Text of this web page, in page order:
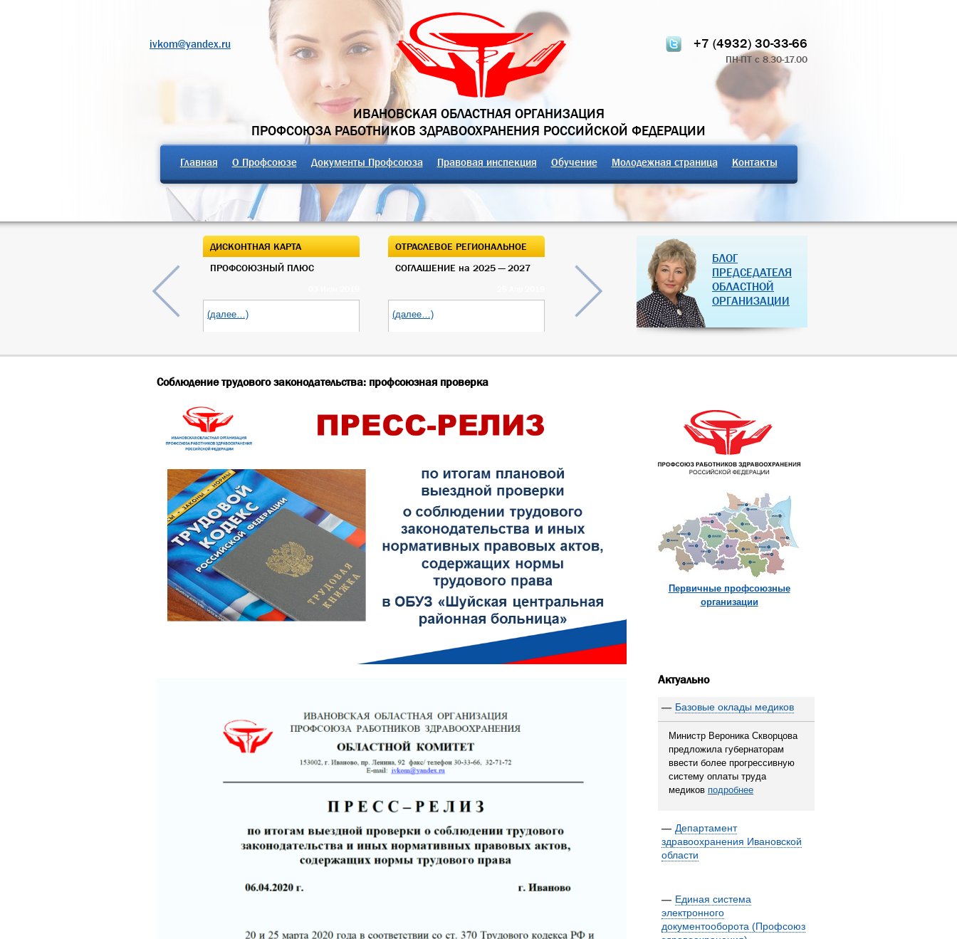
ivkom@yandex.ru +7 (4932) 30-33-66
ПН-ПТ с 8.30-17.00
ИВАНОВСКАЯ ОБЛАСТНАЯ ОРГАНИЗАЦИЯ
ПРОФСОЮЗА РАБОТНИКОВ ЗДРАВООХРАНЕНИЯ РОССИЙСКОЙ ФЕДЕРАЦИИ
Главная О Профсоюзе Документы Профсоюза Правовая инспекция Обучение Молодежная страница Контакты
ДИСКОНТНАЯ КАРТА
ПРОФСОЮЗНЫЙ ПЛЮС
(далее…)
ОТРАСЛЕВОЕ РЕГИОНАЛЬНОЕ
СОГЛАШЕНИЕ на 2025 — 2027
(далее…)
ОТКРЫТЫЙ ОТЧЁТ О РАБОТЕ
ОБЛАСТНОГО КОМИТЕТА 2024
07 Дек 2018
(далее…)
РОССИЙСКОЙ ФЕДЕРАЦИИ
БЛОГ
ПРЕДСЕДАТЕЛЯ
ОБЛАСТНОЙ
ОРГАНИЗАЦИИ
Соблюдение трудового законодательства: профсоюзная проверка
Первичные профсоюзные
организации
Актуально
— Базовые оклады медиков
Министр Вероника Скворцова
предложила губернаторам
ввести более прогрессивную
систему оплаты труда
медиков подробнее
— Департамент
здравоохранения Ивановской
области
— Единая система
электронного
документооборота (Профсоюз